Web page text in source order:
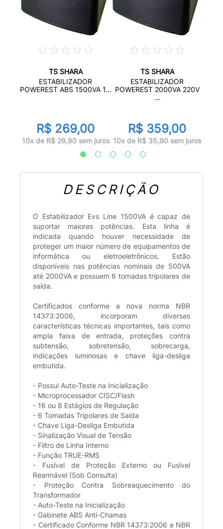
TS SHARA
ESTABILIZADOR
POWEREST ABS 1500VA 1...
R$ 269,00
10x de R$ 26,90 sem juros
TS SHARA
ESTABILIZADOR
POWEREST 2000VA 220V
...
R$ 359,00
10x de R$ 35,90 sem juros
DESCRIÇÃO
O Estabilizador Evs Line 1500VA é capaz de
suportar maiores potências. Esta linha é
indicada quando houver necessidade de
proteger um maior número de equipamentos de
informática ou eletroeletrônicos. Estão
disponíveis nas potências nominais de 500VA
até 2000VA e possuem 6 tomadas tripolares de
saída.
Certificados conforme a nova norma NBR
14373:2006, incorporam diversas
características técnicas importantes, tais como
ampla faixa de entrada, proteções contra
subtensão, sobretensão, sobrecarga,
indicações luminosas e chave liga-desliga
embutida.
- Possui Auto-Teste na Inicialização
- Microprocessador CISC/Flash
- 16 ou 8 Estágios de Regulação
- 6 Tomadas Tripolares de Saída
- Chave Liga-Desliga Embutida
- Sinalização Visual de Tensão
- Filtro de Linha Interno
- Função TRUE-RMS
- Fusível de Proteção Externo ou Fusível
Rearmável (Sob Consulta)
- Proteção Contra Sobreaquecimento do
Transformador
- Auto-Teste na Inicialização
- Gabinete ABS Anti-Chamas
- Certificado Conforme NBR 14373:2006 e NBR